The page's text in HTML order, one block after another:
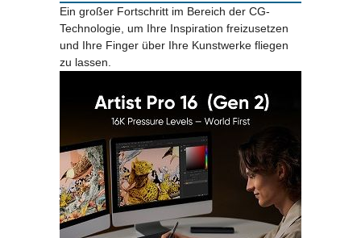
Ein großer Fortschritt im Bereich der CG-
Technologie, um Ihre Inspiration freizusetzen
und Ihre Finger über Ihre Kunstwerke fliegen
zu lassen.